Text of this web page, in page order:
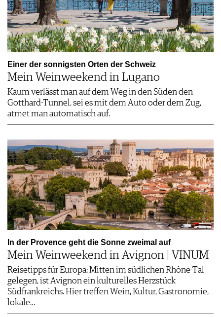
Einer der sonnigsten Orten der Schweiz
Mein Weinweekend in Lugano
Kaum verlässt man auf dem Weg in den Süden den
Gotthard-Tunnel, sei es mit dem Auto oder dem Zug,
atmet man automatisch auf.
In der Provence geht die Sonne zweimal auf
Mein Weinweekend in Avignon | VINUM
Reisetipps für Europa: Mitten im südlichen Rhône-Tal
gelegen, ist Avignon ein kulturelles Herzstück
Südfrankreichs. Hier treffen Wein, Kultur, Gastronomie,
lokale…